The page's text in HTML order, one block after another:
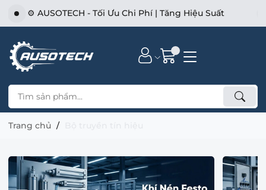
⚙️ AUSOTECH - Tối Ưu Chi Phí | Tăng Hiệu Suất
Trang chủ